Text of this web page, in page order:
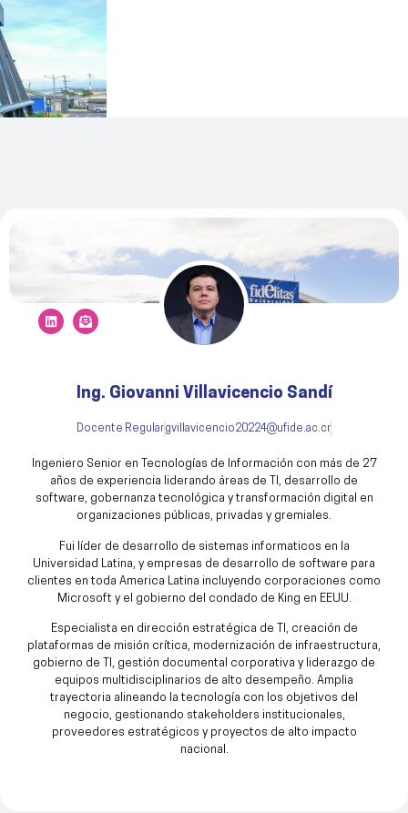
Ing. Giovanni Villavicencio Sandí
Docente Regulargvillavicencio20224@ufide.ac.cr
Ingeniero Senior en Tecnologías de Información con más de 27
años de experiencia liderando áreas de TI, desarrollo de
software, gobernanza tecnológica y transformación digital en
organizaciones públicas, privadas y gremiales.
Fui líder de desarrollo de sistemas informaticos en la
Universidad Latina, y empresas de desarrollo de software para
clientes en toda America Latina incluyendo corporaciones como
Microsoft y el gobierno del condado de King en EEUU.
Especialista en dirección estratégica de TI, creación de
plataformas de misión crítica, modernización de infraestructura,
gobierno de TI, gestión documental corporativa y liderazgo de
equipos multidisciplinarios de alto desempeño. Amplia
trayectoria alineando la tecnología con los objetivos del
negocio, gestionando stakeholders institucionales,
proveedores estratégicos y proyectos de alto impacto
nacional.